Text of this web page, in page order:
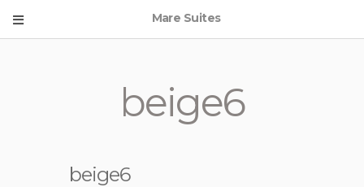
Mare Suites
beige6
beige6